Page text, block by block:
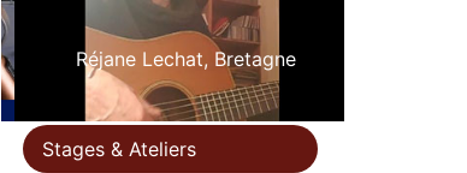
Réjane Lechat, Bretagne
Stages & Ateliers